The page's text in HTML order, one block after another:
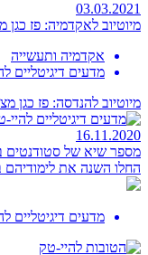
03.03.2021
מיוטיוב לאקדמיה: פז
אקדמיה ותעשייה
מדעים דיגיטליים
מיוטיוב להנדסה: פז כגן
16.11.2020
מספר שיא של
החלו השנה את לימודיהם
מדעים דיגיטליים